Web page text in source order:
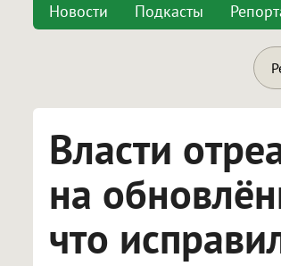
Новости Подкасты
Власти
на
что